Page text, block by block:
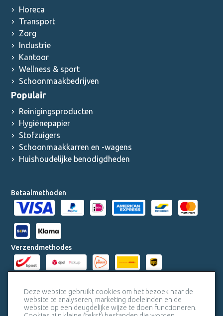
Horeca
Transport
Zorg
Industrie
Kantoor
Wellness & sport
Schoonmaakbedrijven
Populair
Reinigingsproducten
Hygiënepapier
Stofzuigers
Schoonmaakkarren en -wagens
Huishoudelijke benodigdheden
Betaalmethoden
Verzendmethodes
Veiligheidscertificaat SSL
Deze website gebruikt cookies om het bezoek naar de
website te analyseren, marketing doeleinden en de
website op een deugdelijke wijze te doen functioneren.